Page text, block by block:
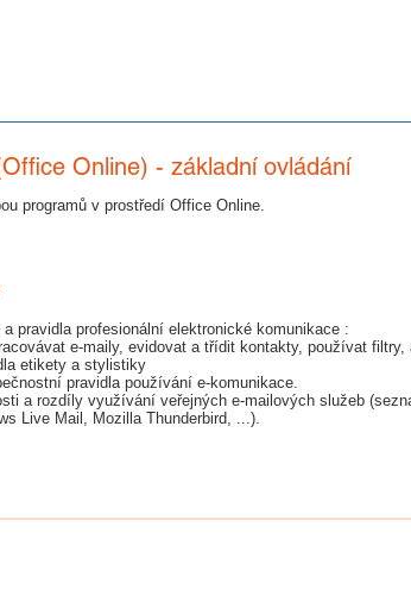
Online) - základní ovládání
programů v prostředí Office Online.
pravidla profesionální elektronické komunikace :
e-maily, evidovat a třídit kontakty, používat filtry,
etikety a stylistiky
pravidla používání e-komunikace.
a rozdíly využívání veřejných e-mailových služeb
Live Mail, Mozilla Thunderbird, ...).